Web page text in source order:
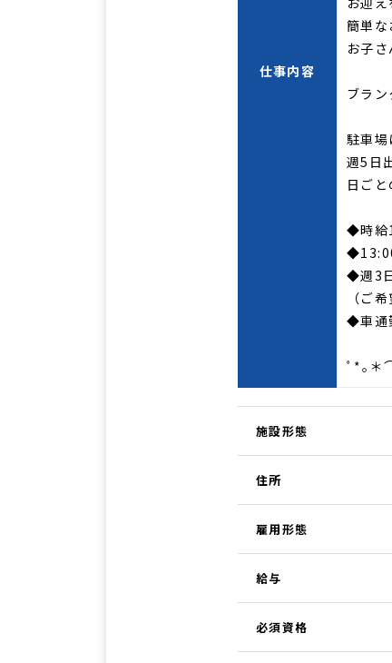
仕事内容
簡単な
お子
ブラ
駐車場
週5日
日ご
◆時給
◆週3
（ご
◆車通
ﾟ*｡＊
施設形態
住所
雇用形態
給与
必須資格